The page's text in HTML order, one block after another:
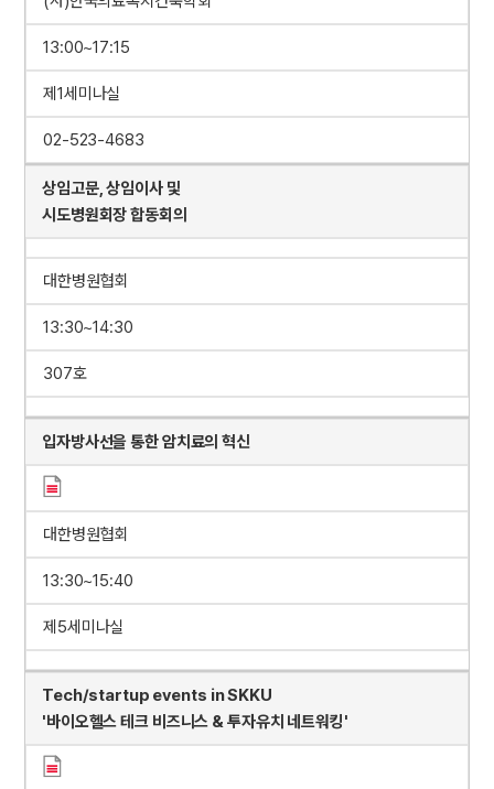
13:00~17:15
제1세미나실
02-523-4683
상임고문, 상임이사 및
시도병원회장 합동회의
대한병원협회
13:30~14:30
307호
입자방사선을 통한 암치료의 혁신
대한병원협회
13:30~15:40
제5세미나실
Tech/startup events in SKKU
'바이오헬스 테크 비즈니스 & 투자유치 네트워킹'